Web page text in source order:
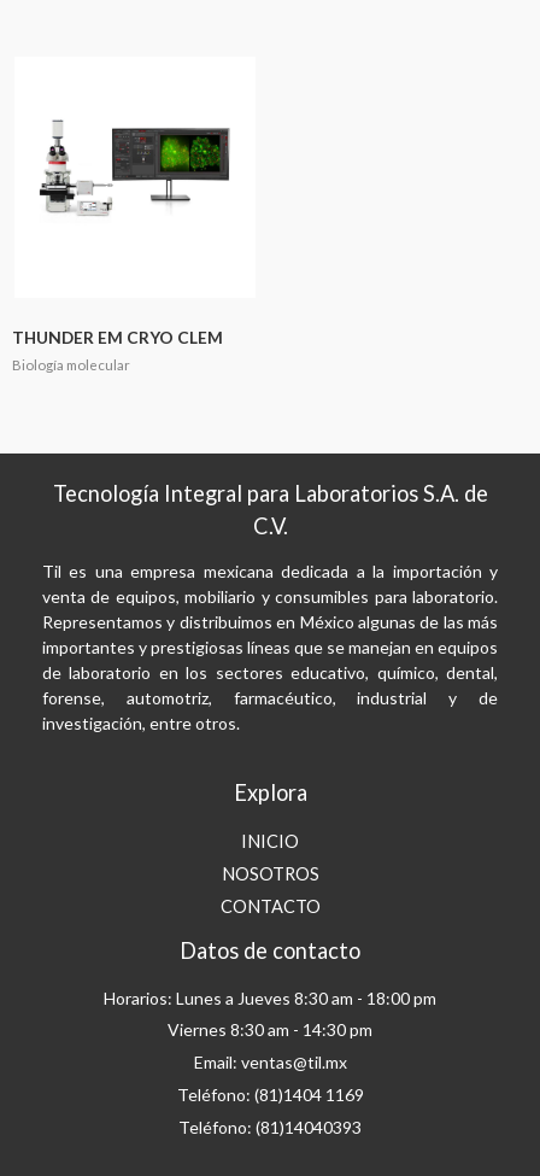
THUNDER EM CRYO CLEM
Biología molecular
Tecnología Integral para Laboratorios S.A. de
C.V.
Til es una empresa mexicana dedicada a la importación y
venta de equipos, mobiliario y consumibles para laboratorio.
Representamos y distribuimos en México algunas de las más
importantes y prestigiosas líneas que se manejan en equipos
de laboratorio en los sectores educativo, químico, dental,
forense, automotriz, farmacéutico, industrial y de
investigación, entre otros.
Explora
INICIO
NOSOTROS
CONTACTO
Datos de contacto
Horarios: Lunes a Jueves 8:30 am - 18:00 pm
Viernes 8:30 am - 14:30 pm
Email: ventas@til.mx
Teléfono: (81)1404 1169
Teléfono: (81)14040393